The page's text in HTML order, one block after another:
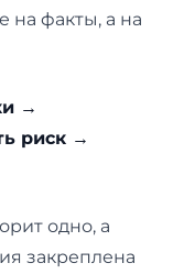
на факты, а на
→
риск →
одно, а
закреплена